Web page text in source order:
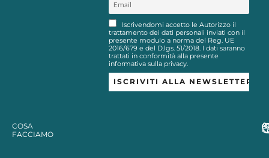
Iscrivendomi accetto le Autorizzo il
trattamento dei dati personali inviati con il
presente modulo a norma del Reg. UE
2016/679 e del D.lgs. 51/2018. I dati saranno
trattati in conformità alla presente
informativa sulla privacy.
COSA
FACCIAMO